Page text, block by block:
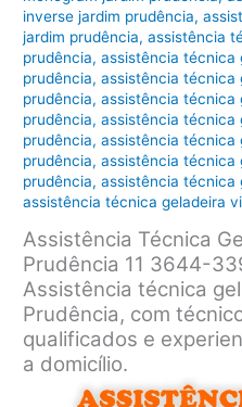
inverse jardim prudência,
jardim prudência,assistência
prudência,assistência técnica
prudência,assistência técnica
prudência,assistência técnica
prudência,assistência técnica
prudência,assistência técnica
prudência,assistência técnica
prudência,assistência técnica
assistência técnica geladeira
Assistência Técnica
Prudência 11 3644-
Assistência técnica
Prudência, com
qualificados e
a domicílio.